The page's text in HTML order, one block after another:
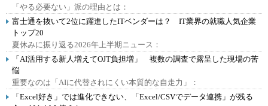
「やる必要ない」派の理由とは：
富士通を抜いて2位に躍進したITベンダーは？ IT業界の就職人気企業
トップ20
夏休みに振り返る2026年上半期ニュース：
「AI活用する新人増えてOJT負担増」 複数の調査で露呈した現場の苦
悩
重要なのは「AIに代替されにくい本質的な自走力」：
「Excel好き」では進化できない、「Excel/CSVでデータ連携」が残る